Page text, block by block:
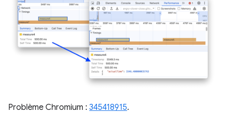
Problème Chromium : 345418915.